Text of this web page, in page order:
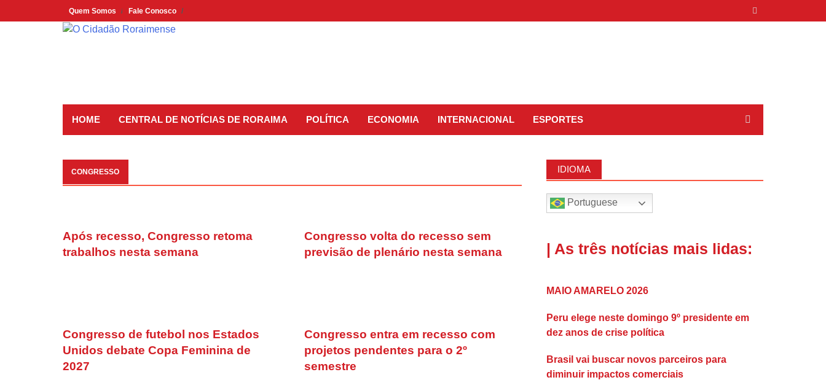
to
Quem Somos Fale Conosco
HOME CENTRAL DE NOTÍCIAS DE RORAIMA POLÍTICA ECONOMIA INTERNACIONAL ESPORTES
CONGRESSO
Após recesso, Congresso retoma
trabalhos nesta semana
Congresso volta do recesso sem
previsão de plenário nesta semana
Congresso de futebol nos Estados
Unidos debate Copa Feminina de
2027
Congresso entra em recesso com
projetos pendentes para o 2º
semestre
IDIOMA
Portuguese
| As três notícias mais lidas:
MAIO AMARELO 2026
Peru elege neste domingo 9º presidente em
dez anos de crise política
Brasil vai buscar novos parceiros para
diminuir impactos comerciais